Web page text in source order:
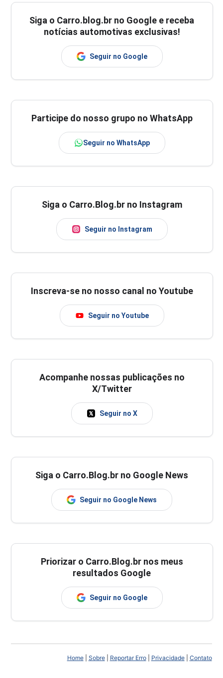
Siga o Carro.blog.br no Google e receba
notícias automotivas exclusivas!
Seguir no Google
Participe do nosso grupo no WhatsApp
Seguir no WhatsApp
Siga o Carro.Blog.br no Instagram
Seguir no Instagram
Inscreva-se no nosso canal no Youtube
Seguir no Youtube
Acompanhe nossas publicações no
X/Twitter
Seguir no X
Siga o Carro.Blog.br no Google News
Seguir no Google News
Priorizar o Carro.Blog.br nos meus
resultados Google
Seguir no Google
Home| Sobre| Reportar Erro| Privacidade| Contato